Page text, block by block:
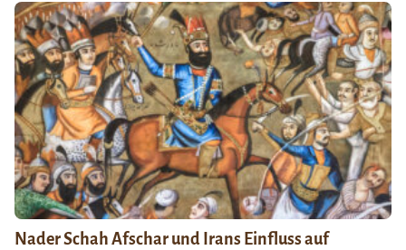
Nader Schah Afschar und Irans Einfluss auf